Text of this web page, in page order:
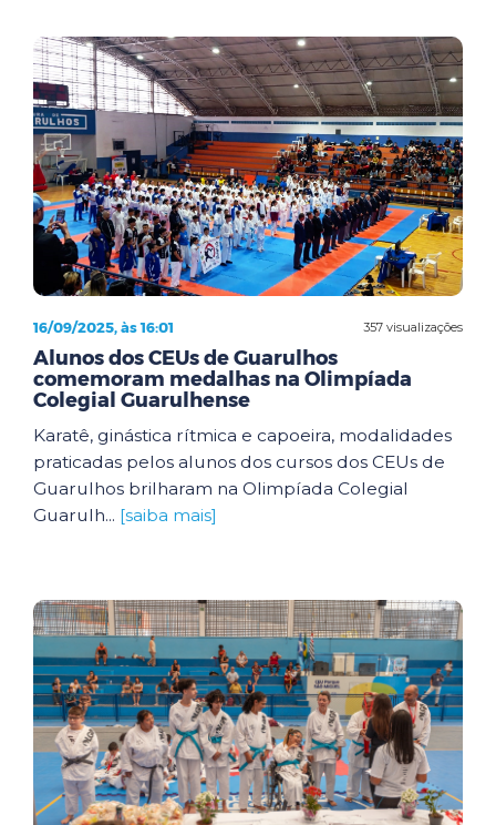
357 visualizações
16/09/2025, às 16:01
Alunos dos CEUs de Guarulhos
comemoram medalhas na Olimpíada
Colegial Guarulhense
Karatê, ginástica rítmica e capoeira, modalidades
praticadas pelos alunos dos cursos dos CEUs de
Guarulhos brilharam na Olimpíada Colegial
Guarulh... [saiba mais]